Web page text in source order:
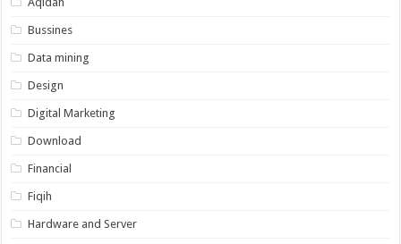
Bussines
Data mining
Design
Digital Marketing
Download
Financial
Fiqih
Hardware and Server